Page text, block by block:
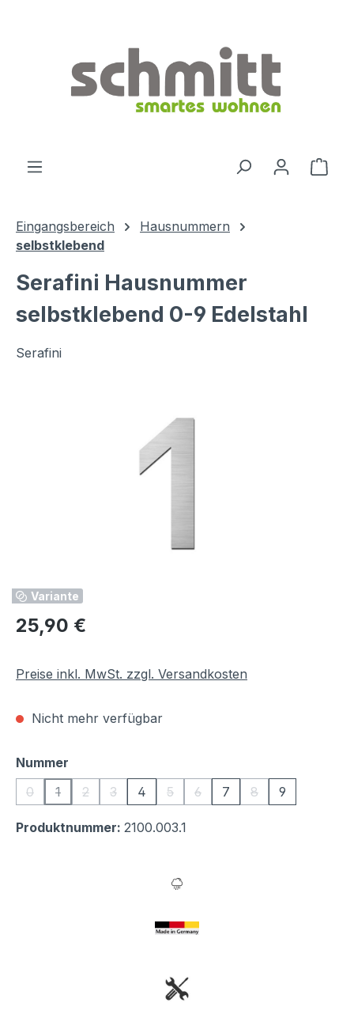
Eingangsbereich
Hausnummern
selbstklebend
Serafini Hausnummer
selbstklebend 0-9 Edelstahl
Serafini
Variante
Regulärer Preis:
25,90 €
Preise inkl. MwSt. zzgl. Versandkosten
Nicht mehr verfügbar
Nummer
0
(Diese Option ist zurzeit nicht verfügbar.)
1
(Diese Option ist zurzeit nicht verfügbar.)
2
(Diese Option ist zurzeit nicht verfügbar.)
3
(Diese Option ist zurzeit nicht verfügbar.)
4 5
(Diese Option ist zurzeit nicht
6
(Diese Option ist zurzeit nicht
7 8
(Diese Option ist
9
Produktnummer: 2100.003.1